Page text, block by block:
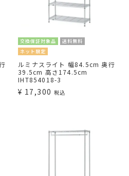
交換保証対象品
送料無料
ネット限定
ルミナスライト 幅84.5cm 奥行
39.5cm 高さ174.5cm
IHT854018-3
¥ 17,300 税込